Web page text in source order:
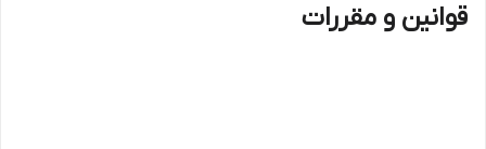
قوانین و مقررات